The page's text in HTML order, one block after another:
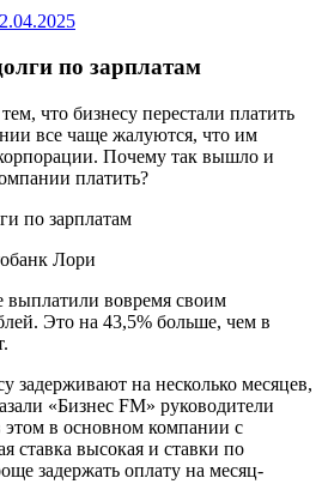
по зарплатам
что бизнесу перестали платить
все чаще жалуются, что им
Почему так вышло и
платить?
Лори
выплатили вовремя своим
Это на 43,5% больше, чем в
задерживают на несколько месяцев,
«Бизнес FM» руководители
в основном компании с
ставка высокая и ставки по
задержать оплату на месяц-